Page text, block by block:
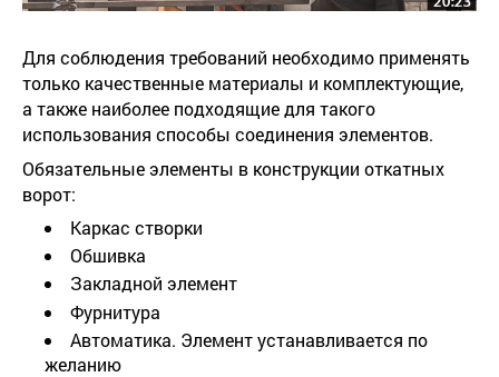
Для соблюдения требований необходимо применять
только качественные материалы и комплектующие,
а также наиболее подходящие для такого
использования способы соединения элементов.
Обязательные элементы в конструкции откатных
ворот:
Каркас створки
Обшивка
Закладной элемент
Фурнитура
Автоматика. Элемент устанавливается по
желанию